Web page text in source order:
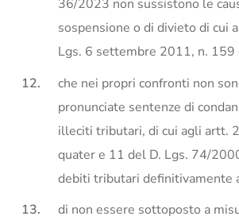
36/2023 non sussistono le
sospensione o di divieto di cui
Lgs. 6 settembre 2011, n. 159
che nei propri confronti non
pronunciate sentenze di
illeciti tributari, di cui agli artt.
quater e 11 del D. Lgs. 74/
debiti tributari definitivamente
di non essere sottoposto a